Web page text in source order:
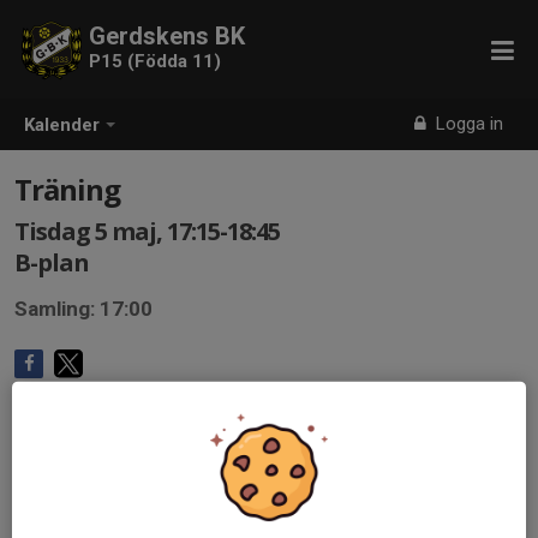
Kalender Logga in
Gerdskens BK
P15 (Födda 11)
Träning
Tisdag 5 maj, 17:15-18:45
B-plan
Samling: 17:00